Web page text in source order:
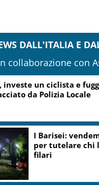
DALL'ITALIA E
collaborazione con
Nintendo, utili
trimestre
La Russa a
dico nulla per
commemorazione